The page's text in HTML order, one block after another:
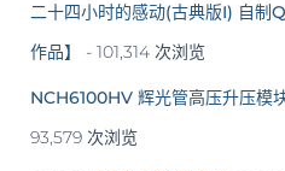
二十四小时的感动(古典版I) 自制
作品】
- 101,314 次浏览
NCH6100HV 辉光管高压升压
93,579 次浏览